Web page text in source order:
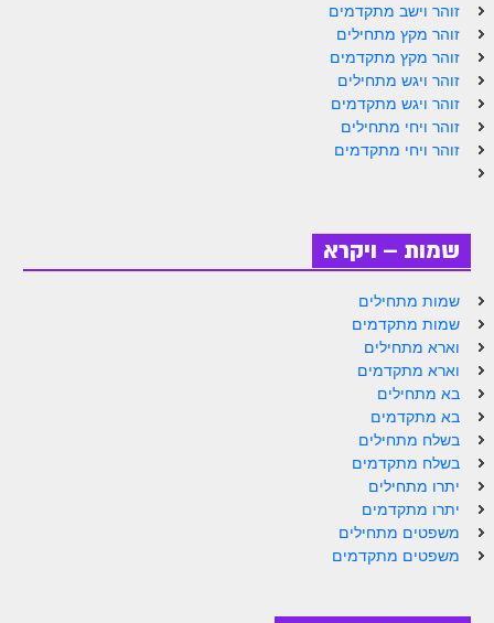
זוהר בלק למתחילים
זוהר בלק למתקדמים
זוהר פנחס למתחילים
זוהר ואתחנן למתחילים
זוהר ואתחנן למתקדמים
זוהר עקב מתחילים
זוהר הקדוש עקב למתקדמים
זהר שופטים מתחילים
זהר שופטים מתקדמים
זוהר כי תצא מתחילים
זוהר כי תצא מתקדמים
זוהר וישב מתקדמים
זוהר מקץ מתחילים
זוהר מקץ מתקדמים
זוהר ויגש מתחילים
זוהר ויגש מתקדמים
זוהר ויחי מתחילים
זוהר ויחי מתקדמים
שמות – ויקרא
שמות מתחילים
שמות מתקדמים
וארא מתחילים
וארא מתקדמים
בא מתחילים
בא מתקדמים
בשלח מתחילים
בשלח מתקדמים
יתרו מתחילים
יתרו מתקדמים
משפטים מתחילים
משפטים מתקדמים